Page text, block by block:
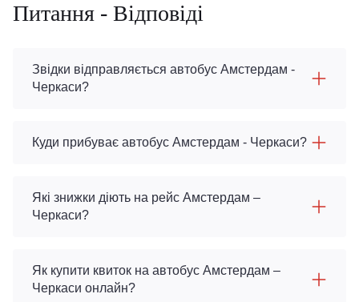
Питання - Відповіді
Звідки відправляється автобус Амстердам -
Черкаси?
Куди прибуває автобус Амстердам - Черкаси?
Які знижки діють на рейс Амстердам –
Черкаси?
Як купити квиток на автобус Амстердам –
Черкаси онлайн?